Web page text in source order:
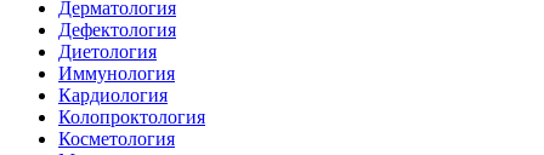
Дерматология
Дефектология
Диетология
Иммунология
Кардиология
Колопроктология
Косметология